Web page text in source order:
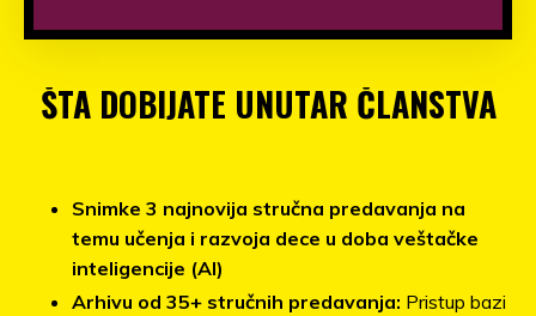
ŠTA DOBIJATE UNUTAR ČLANSTVA
Snimke 3 najnovija stručna predavanja na
temu učenja i razvoja dece u doba veštačke
inteligencije (AI)
Arhivu od 35+ stručnih predavanja: Pristup bazi